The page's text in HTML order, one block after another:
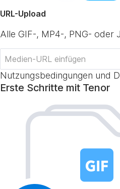
URL-Upload
Alle GIF-, MP4-, PNG- oder
Nutzungsbedingungen und
Erste Schritte mit Tenor